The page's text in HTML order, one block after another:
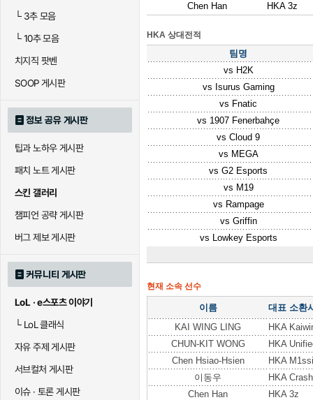
└3추 모음
└10추 모음
치지직 팟벤
SOOP 게시판
정보 공유 게시판
팁과 노하우 게시판
패치 노트 게시판
스킨 갤러리
챔피언 공략 게시판
버그 제보 게시판
커뮤니티 게시판
LoL · e스포츠 이야기
└LoL 클래식
자유 주제 게시판
서브컬처 게시판
이슈 · 토론 게시판
Chen Han
HKA 3z
HKA 상대전적
팀명
vs H2K
vs Isurus Gaming
vs Fnatic
vs 1907 Fenerbahçe
vs Cloud 9
vs MEGA
vs G2 Esports
vs M19
vs Rampage
vs Griffin
vs Lowkey Esports
현재 소속 선수
이름
대표 소환
KAI WING LING
HKA
CHUN-KIT WONG
HKA
Chen Hsiao-Hsien
HKA
이동우
HKA Crash
Chen Han
HKA 3z